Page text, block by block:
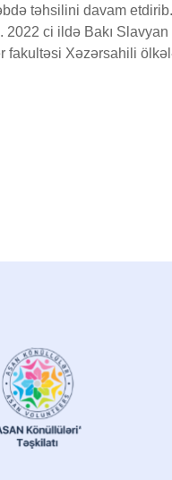
təhsilini davam
2022 ci ildə Bakı
fakultəsi Xəzərsahili